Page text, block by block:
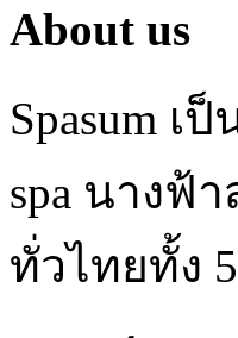
About us
Spasum เ
spa นางฟ้
ทั่วไทยทั้ง